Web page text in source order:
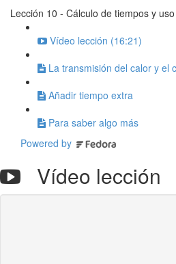
Lección 10 - Cálculo de tiempos y
Vídeo lección (16:21)
La transmisión del calor y el
Añadir tiempo extra
Para saber algo más
Powered by
Vídeo lección